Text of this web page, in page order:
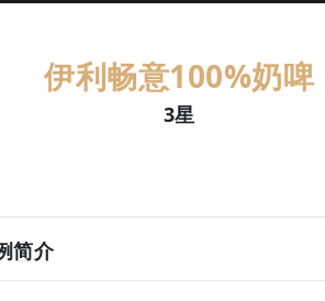
伊利畅意100%奶啤
3星
简介